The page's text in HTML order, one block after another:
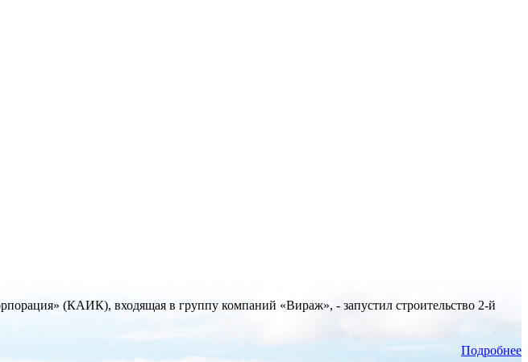
(КАИК), входящая в группу компаний «Вираж», - запустил строительство 2-й
Подробнее